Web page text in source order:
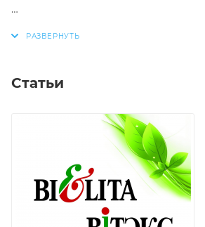
Удобный носик для точечного
Только наша формула тонального
превосходно питает и увлажняет
подстраивается ко всем
цвета лица. Обеспечивает ровное
Статьи